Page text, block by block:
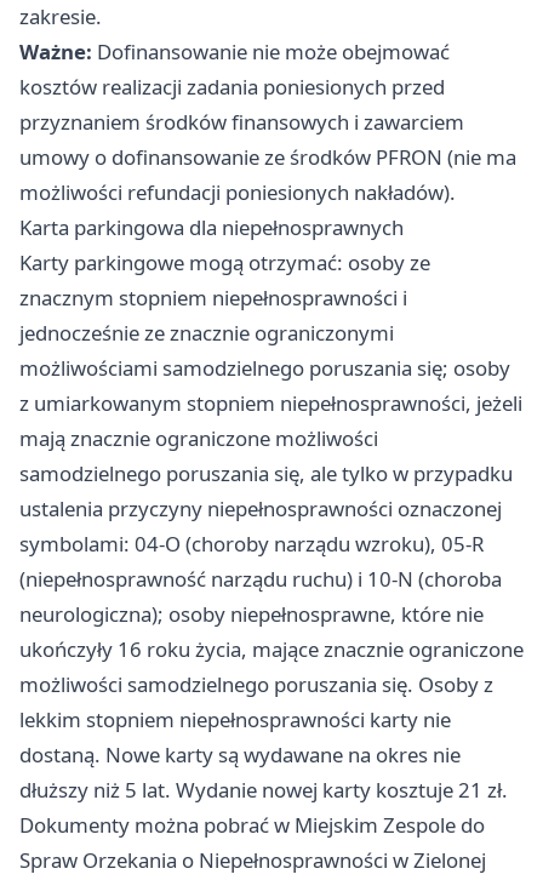
zakresie.
Ważne: Dofinansowanie nie może obejmować
kosztów realizacji zadania poniesionych przed
przyznaniem środków finansowych i zawarciem
umowy o dofinansowanie ze środków PFRON (nie ma
możliwości refundacji poniesionych nakładów).
Karta parkingowa dla niepełnosprawnych
Karty parkingowe mogą otrzymać: osoby ze
znacznym stopniem niepełnosprawności i
jednocześnie ze znacznie ograniczonymi
możliwościami samodzielnego poruszania się; osoby
z umiarkowanym stopniem niepełnosprawności, jeżeli
mają znacznie ograniczone możliwości
samodzielnego poruszania się, ale tylko w przypadku
ustalenia przyczyny niepełnosprawności oznaczonej
symbolami: 04-O (choroby narządu wzroku), 05-R
(niepełnosprawność narządu ruchu) i 10-N (choroba
neurologiczna); osoby niepełnosprawne, które nie
ukończyły 16 roku życia, mające znacznie ograniczone
możliwości samodzielnego poruszania się. Osoby z
lekkim stopniem niepełnosprawności karty nie
dostaną. Nowe karty są wydawane na okres nie
dłuższy niż 5 lat. Wydanie nowej karty kosztuje 21 zł.
Dokumenty można pobrać w Miejskim Zespole do
Spraw Orzekania o Niepełnosprawności w Zielonej